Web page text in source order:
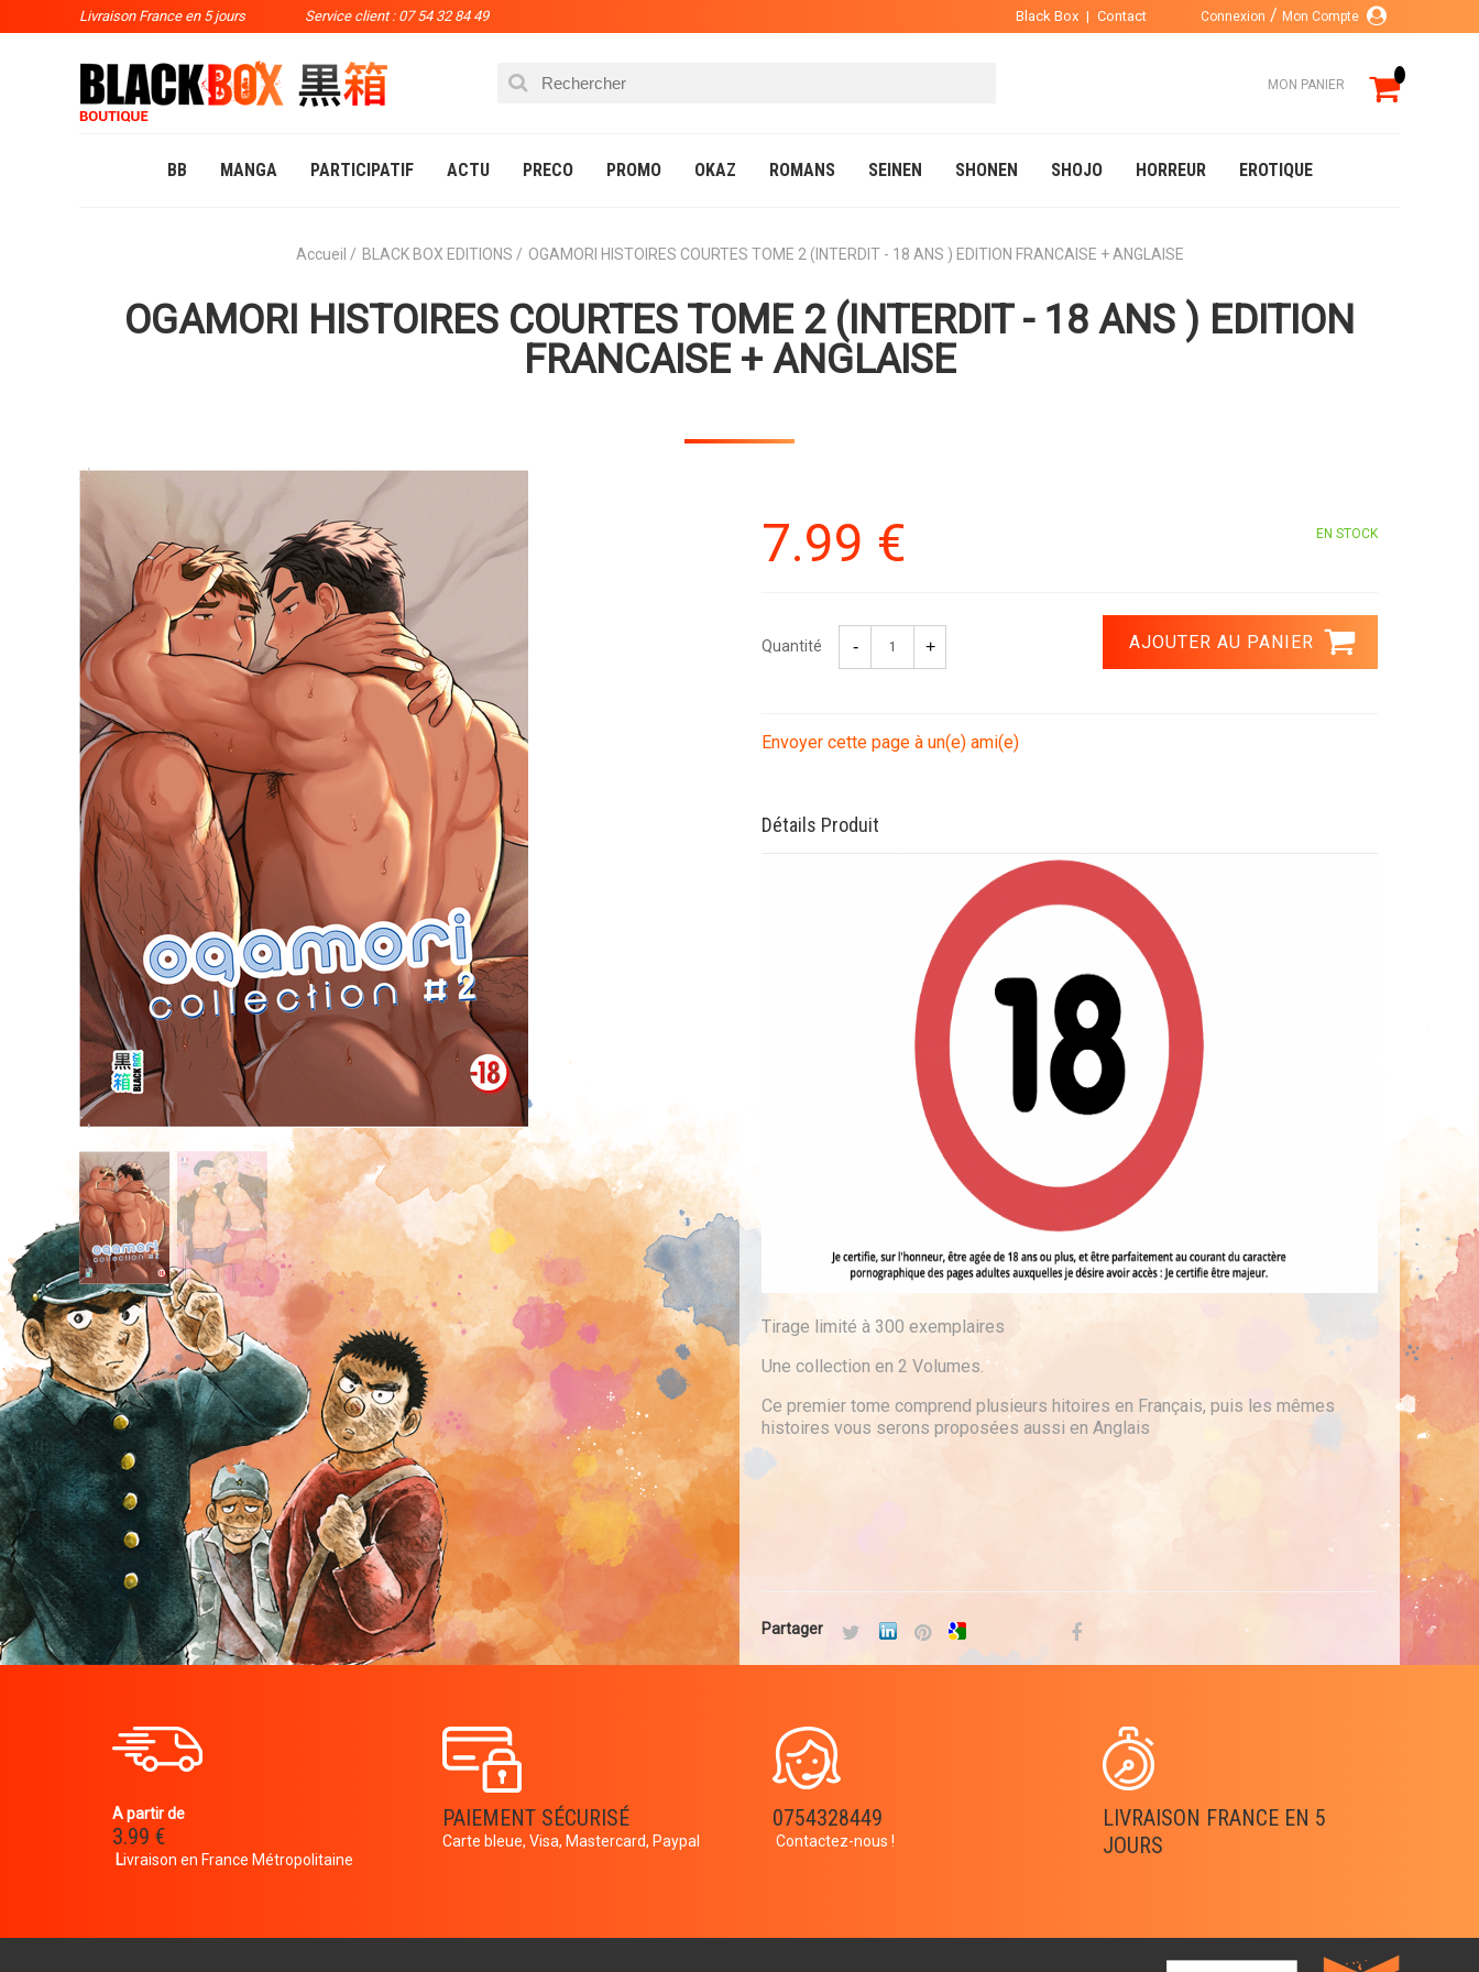
Livraison France en 5 jours Service client : 07 54 32 84 49 Black Box | Contact Connexion Mon Compte
MON PANIER
BB MANGA PARTICIPATIF ACTU PRECO PROMO OKAZ ROMANS SEINEN SHONEN SHOJO HORREUR EROTIQUE
Accueil BLACK BOX EDITIONS OGAMORI HISTOIRES COURTES TOME 2 (INTERDIT - 18 ANS ) EDITION FRANCAISE + ANGLAISE
OGAMORI HISTOIRES COURTES TOME 2 (INTERDIT - 18 ANS ) EDITION
FRANCAISE + ANGLAISE
7.99 € EN STOCK
Quantité
Envoyer cette page à un(e) ami(e)
Détails Produit
Tirage limité à 300 exemplaires
Une collection en 2 Volumes.
Ce premier tome comprend plusieurs hitoires en Français, puis les mêmes
histoires vous serons proposées aussi en Anglais
Partager
A partir de
3.99 €
Livraison en France Métropolitaine
PAIEMENT SÉCURISÉ
Carte bleue, Visa, Mastercard, Paypal
0754328449
Contactez-nous !
LIVRAISON FRANCE EN 5
JOURS